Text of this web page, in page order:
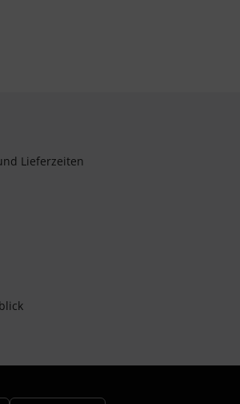
Lieferzeiten